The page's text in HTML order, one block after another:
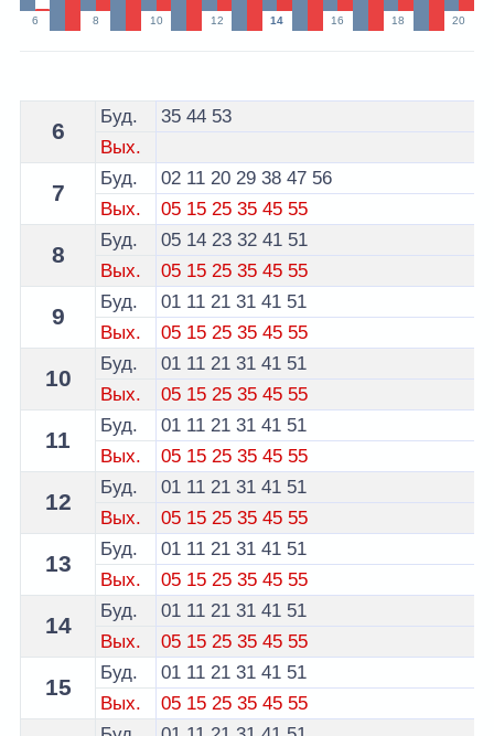
6 8 10 12 14 16 18 20
Расписание 10 маршрутки Брест по остановке Театр
6
Буд. 35 44 53
Вых.
7
Буд. 02 11 20 29 38 47 56
Вых.
05 15 25 35 45 55
8
Буд. 05 14 23 32 41 51
Вых.
05 15 25 35 45 55
9
Буд. 01 11 21 31 41 51
Вых.
05 15 25 35 45 55
10
Буд. 01 11 21 31 41 51
Вых.
05 15 25 35 45 55
11
Буд. 01 11 21 31 41 51
Вых.
05 15 25 35 45 55
12
Буд. 01 11 21 31 41 51
Вых.
05 15 25 35 45 55
13
Буд. 01 11 21 31 41 51
Вых.
05 15 25 35 45 55
14
Буд. 01 11 21 31 41 51
Вых.
05 15 25 35 45 55
15
Буд. 01 11 21 31 41 51
Вых.
05 15 25 35 45 55